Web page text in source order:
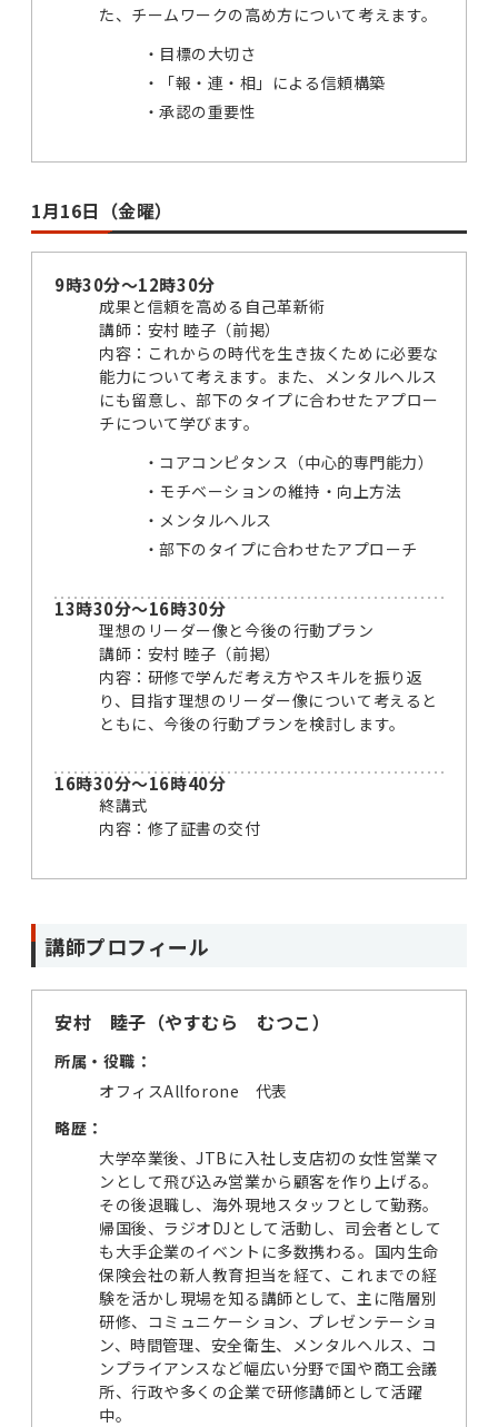
た、チームワークの高め方について考えます。
目標の大切さ
「報・連・相」による信頼構築
承認の重要性
1月16日（金曜）
9時30分～12時30分
成果と信頼を高める自己革新術
講師：安村 睦子（前掲）
内容：これからの時代を生き抜くために必要な
能力について考えます。また、メンタルヘルス
にも留意し、部下のタイプに合わせたアプロー
チについて学びます。
コアコンピタンス（中心的専門能力）
モチベーションの維持・向上方法
メンタルヘルス
部下のタイプに合わせたアプローチ
13時30分～16時30分
理想のリーダー像と今後の行動プラン
講師：安村 睦子（前掲）
内容：研修で学んだ考え方やスキルを振り返
り、目指す理想のリーダー像について考えると
ともに、今後の行動プランを検討します。
16時30分～16時40分
終講式
内容：修了証書の交付
講師プロフィール
安村 睦子（やすむら むつこ）
所属・役職：
オフィスAllforone 代表
略歴：
大学卒業後、JTBに入社し支店初の女性営業マ
ンとして飛び込み営業から顧客を作り上げる。
その後退職し、海外現地スタッフとして勤務。
帰国後、ラジオDJとして活動し、司会者として
も大手企業のイベントに多数携わる。国内生命
保険会社の新人教育担当を経て、これまでの経
験を活かし現場を知る講師として、主に階層別
研修、コミュニケーション、プレゼンテーショ
ン、時間管理、安全衛生、メンタルヘルス、コ
ンプライアンスなど幅広い分野で国や商工会議
所、行政や多くの企業で研修講師として活躍
中。